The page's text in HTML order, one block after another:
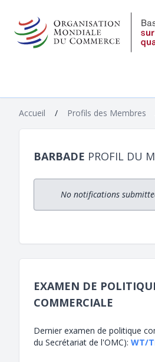
Accueil / Profils des Membres
BARBADE PROFIL DU
No notifications
EXAMEN DE
COMMERCIALE
Dernier examen de politique
du Secrétariat de l'OMC): WT/